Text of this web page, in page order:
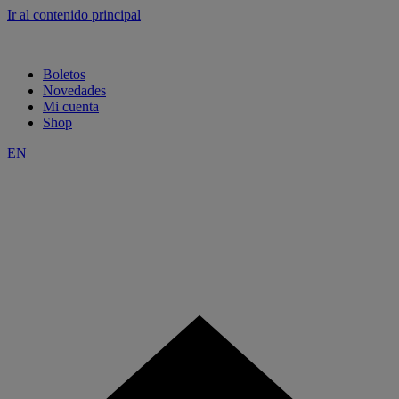
Ir al contenido principal
Boletos
Novedades
Mi cuenta
Shop
EN